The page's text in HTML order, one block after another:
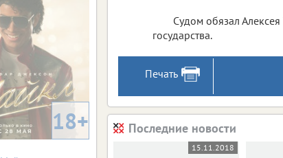
Судом обязал
государства.
Печать
Последние новости
15.11.2018
18+